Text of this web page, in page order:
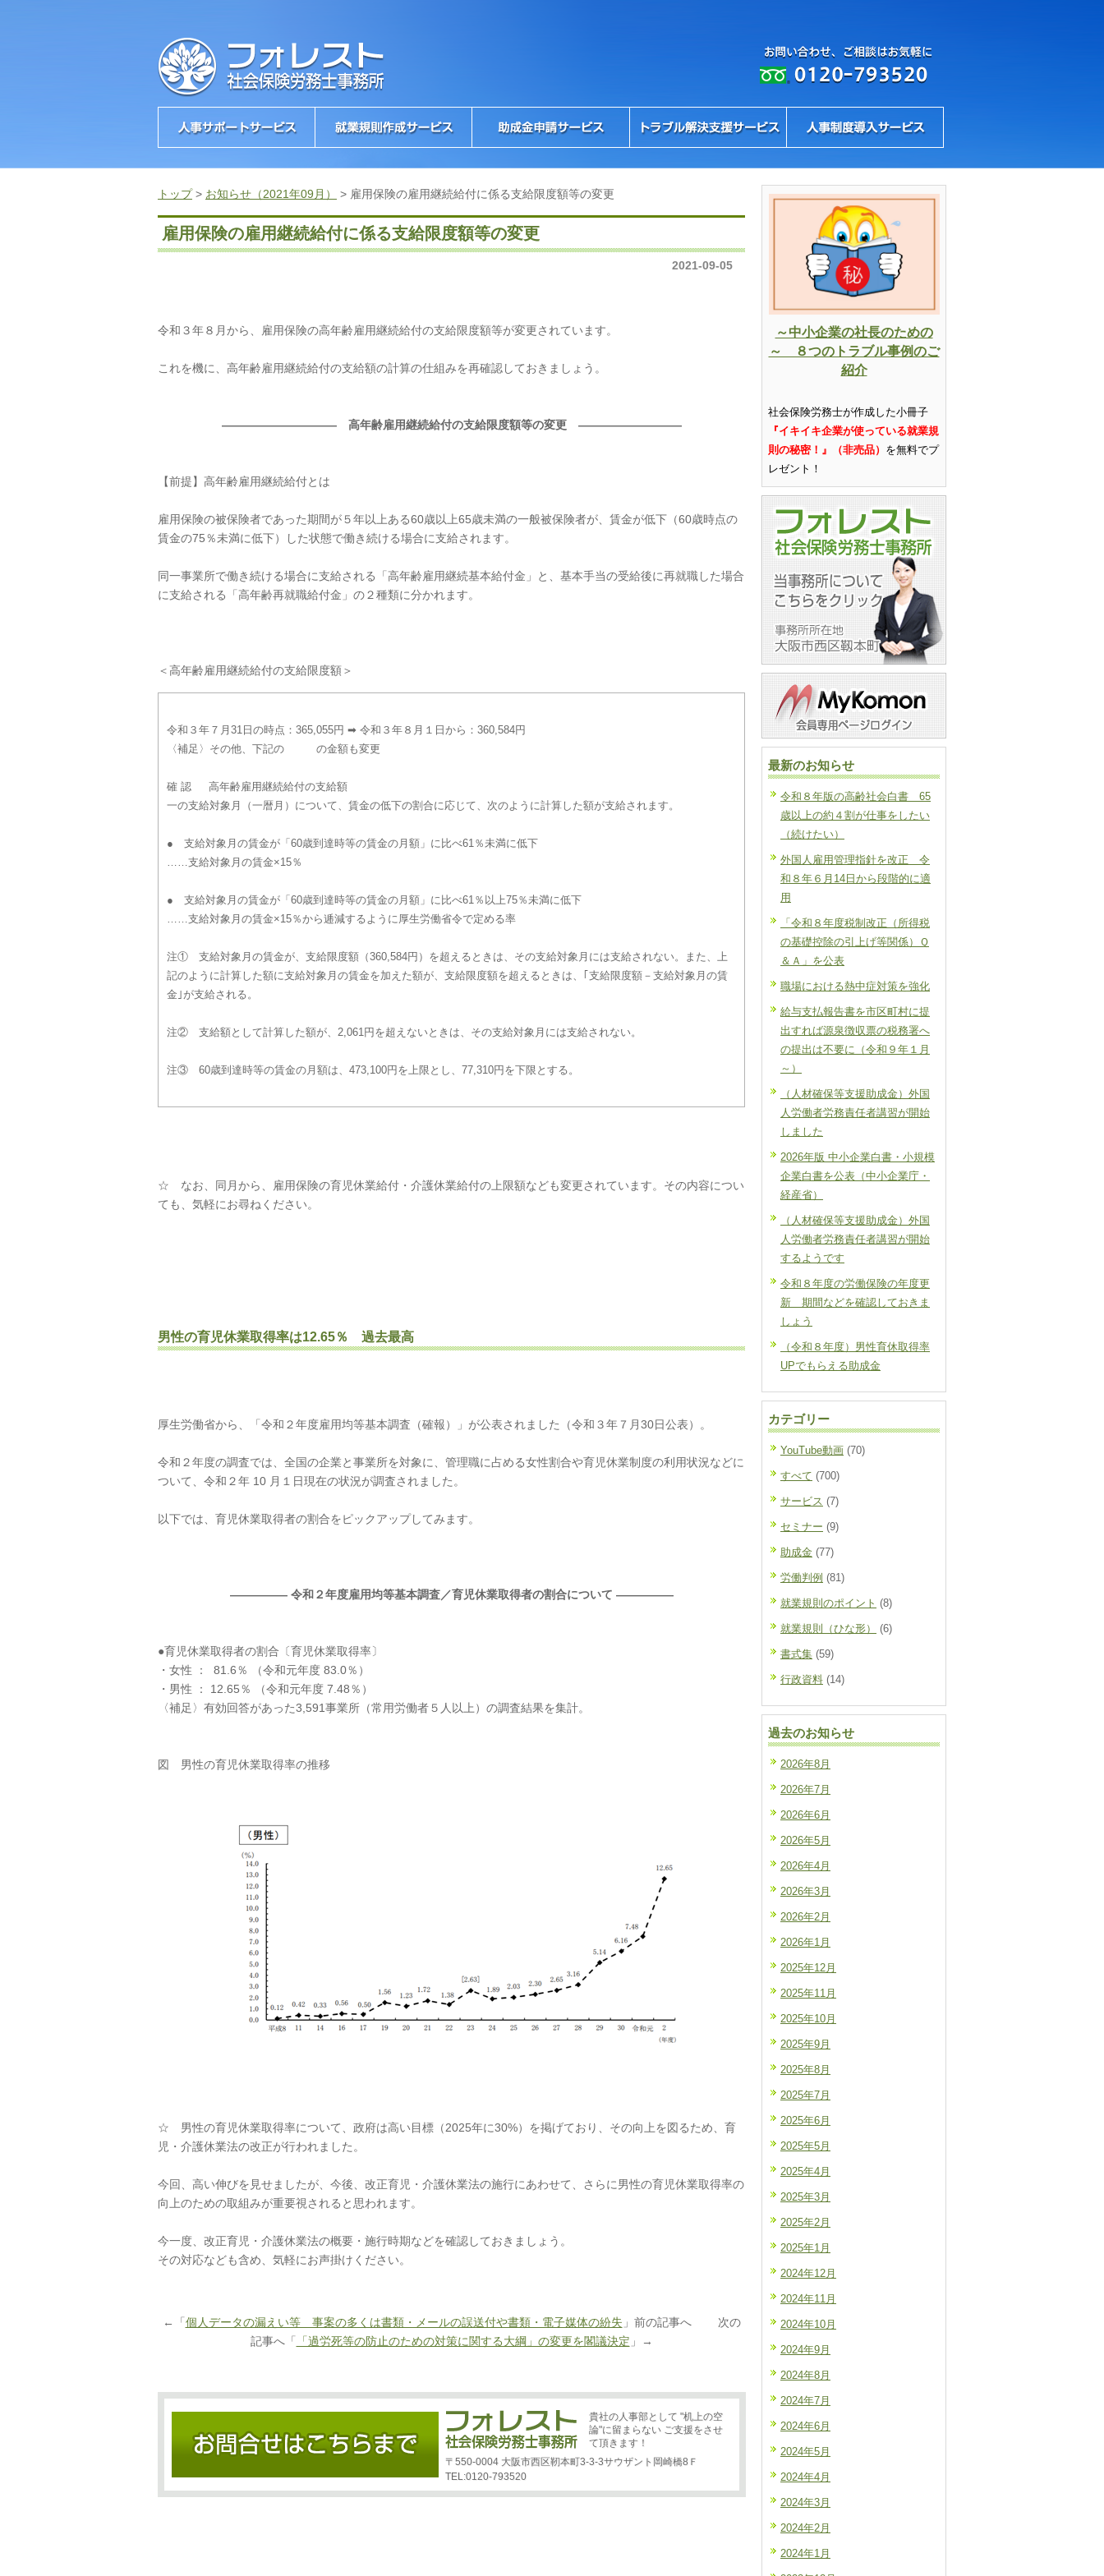
トップ> お知らせ（2021年09月） > 雇用保険の雇用継続給付に係る支給限度額等の変更
雇用保険の雇用継続給付に係る支給限度額等の変更
2021-09-05
令和３年８月から、雇用保険の高年齢雇用継続給付の支給限度額等が変更されています。
これを機に、高年齢雇用継続給付の支給額の計算の仕組みを再確認しておきましょう。
―――――――――― 高年齢雇用継続給付の支給限度額等の変更 ―――――――――
【前提】高年齢雇用継続給付とは
雇用保険の被保険者であった期間が５年以上ある60歳以上65歳未満の一般被保険者が、賃金が低下（60歳時点の
賃金の75％未満に低下）した状態で働き続ける場合に支給されます。
同一事業所で働き続ける場合に支給される「高年齢雇用継続基本給付金」と、基本手当の受給後に再就職した場合
に支給される「高年齢再就職給付金」の２種類に分かれます。
＜高年齢雇用継続給付の支給限度額＞
令和３年７月31日の時点：365,055円 ➡ 令和３年８月１日から：360,584円
〈補足〉その他、下記の の金額も変更
確 認 高年齢雇用継続給付の支給額
一の支給対象月（一暦月）について、賃金の低下の割合に応じて、次のように計算した額が支給されます。
● 支給対象月の賃金が「60歳到達時等の賃金の月額」に比べ61％未満に低下
……支給対象月の賃金×15％
● 支給対象月の賃金が「60歳到達時等の賃金の月額」に比べ61％以上75％未満に低下
……支給対象月の賃金×15％から逓減するように厚生労働省令で定める率
注① 支給対象月の賃金が、支給限度額（360,584円）を超えるときは、その支給対象月には支給されない。また、上
記のように計算した額に支給対象月の賃金を加えた額が、支給限度額を超えるときは、｢支給限度額－支給対象月の賃
金｣が支給される。
注② 支給額として計算した額が、2,061円を超えないときは、その支給対象月には支給されない。
注③ 60歳到達時等の賃金の月額は、473,100円を上限とし、77,310円を下限とする。
☆ なお、同月から、雇用保険の育児休業給付・介護休業給付の上限額なども変更されています。その内容につい
ても、気軽にお尋ねください。
男性の育児休業取得率は12.65％ 過去最高
厚生労働省から、「令和２年度雇用均等基本調査（確報）」が公表されました（令和３年７月30日公表）。
令和２年度の調査では、全国の企業と事業所を対象に、管理職に占める女性割合や育児休業制度の利用状況などに
ついて、令和２年 10 月１日現在の状況が調査されました。
以下では、育児休業取得者の割合をピックアップしてみます。
――――― 令和２年度雇用均等基本調査／育児休業取得者の割合について ―――――
●育児休業取得者の割合〔育児休業取得率〕
・女性 ： 81.6％ （令和元年度 83.0％）
・男性 ： 12.65％ （令和元年度 7.48％）
〈補足〉有効回答があった3,591事業所（常用労働者５人以上）の調査結果を集計。
図 男性の育児休業取得率の推移
☆ 男性の育児休業取得率について、政府は高い目標（2025年に30%）を掲げており、その向上を図るため、育
児・介護休業法の改正が行われました。
今回、高い伸びを見せましたが、今後、改正育児・介護休業法の施行にあわせて、さらに男性の育児休業取得率の
向上のための取組みが重要視されると思われます。
今一度、改正育児・介護休業法の概要・施行時期などを確認しておきましょう。
その対応なども含め、気軽にお声掛けください。
←「 個人データの漏えい等 事案の多くは書類・メールの誤送付や書類・電子媒体の紛失 」前の記事へ 次の
記事へ「
「過労死等の防止のための対策に関する大綱」の変更を閣議決定 」→
貴社の人事部として "机上の空
論"に留まらない ご支援をさせ
て頂きます！
〒550-0004 大阪市西区靭本町3-3-3サウザント岡崎橋8Ｆ
TEL:0120-793520
～中小企業の社長のための
～ ８つのトラブル事例のご
紹介
社会保険労務士が作成した小冊子
『イキイキ企業が使っている就業規
則の秘密！』（非売品） を無料でプ
レゼント ！
最新のお知らせ
令和８年版の高齢社会白書 65
歳以上の約４割が仕事をしたい
（続けたい）
外国人雇用管理指針を改正 令
和８年６月14日から段階的に適
用
「令和８年度税制改正（所得税
の基礎控除の引上げ等関係）Ｑ
＆Ａ」を公表
職場における熱中症対策を強化
給与支払報告書を市区町村に提
出すれば源泉徴収票の税務署へ
の提出は不要に（令和９年１月
～）
（人材確保等支援助成金）外国
人労働者労務責任者講習が開始
しました
2026年版 中小企業白書・小規模
企業白書を公表（中小企業庁・
経産省）
（人材確保等支援助成金）外国
人労働者労務責任者講習が開始
するようです
令和８年度の労働保険の年度更
新 期間などを確認しておきま
しょう
（令和８年度）男性育休取得率
UPでもらえる助成金
カテゴリー
YouTube動画 (70)
すべて (700)
サービス (7)
セミナー (9)
助成金 (77)
労働判例 (81)
就業規則のポイント (8)
就業規則（ひな形） (6)
書式集 (59)
行政資料 (14)
過去のお知らせ
2026年8月
2026年7月
2026年6月
2026年5月
2026年4月
2026年3月
2026年2月
2026年1月
2025年12月
2025年11月
2025年10月
2025年9月
2025年8月
2025年7月
2025年6月
2025年5月
2025年4月
2025年3月
2025年2月
2025年1月
2024年12月
2024年11月
2024年10月
2024年9月
2024年8月
2024年7月
2024年6月
2024年5月
2024年4月
2024年3月
2024年2月
2024年1月